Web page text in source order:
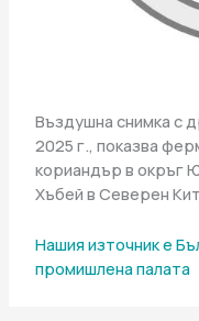
Въздушна снимка с
2025 г., показва
кориандър в окръг
Хъбей в Северен
Нашия източник е
промишлена палaта